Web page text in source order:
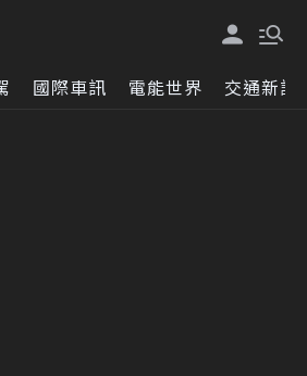
國際車訊 電能世界 交通新訊